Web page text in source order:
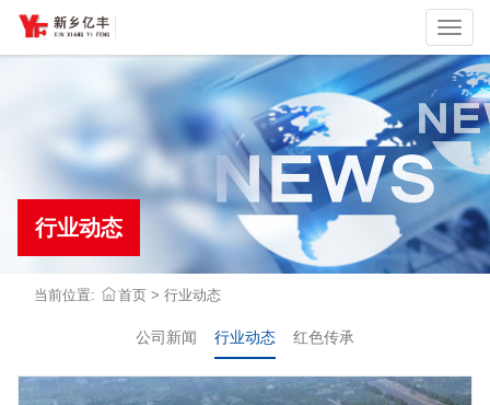
切
换
行业动态
公司新闻 行业动态 红色传承
当前位置: 首页> 行业动态